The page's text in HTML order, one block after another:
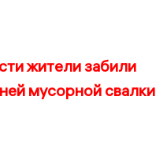
жители забили
мусорной свалки